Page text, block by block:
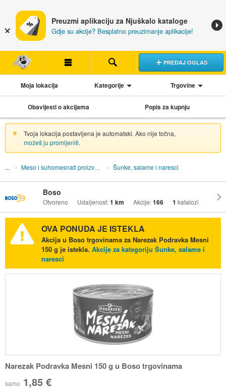
Preuzmi aplikaciju za Njuškalo kataloge
Gdje su akcije? Besplatno preuzimanje aplikacije!
PREDAJ OGLAS
Moja lokacija Kategorije Trgovine
Obavijesti o akcijama Popis za kupnju
Tvoja lokacija postavljena je automatski. Ako nije točna,
možeš ju promijeniti.
Meso i suhomesnati proizvodi Šunke, salame i naresci
Boso
Otvoreno Udaljenost:1 km Akcije:166 1 katalozi
OVA PONUDA JE ISTEKLA
Akcija u Boso trgovinama za Narezak Podravka Mesni
150 g je istekla. Akcije za kategoriju Šunke, salame i
naresci
Narezak Podravka Mesni 150 g u Boso trgovinama
samo 1,85 €